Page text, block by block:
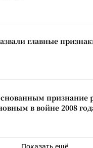
главные
признание
в войне 2008
Показать ещё